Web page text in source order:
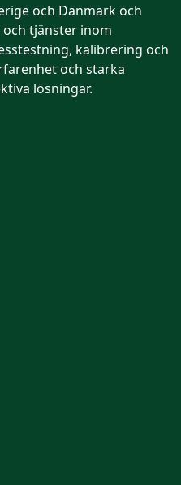
och Danmark och
tjänster inom
kalibrering och
och starka
lösningar.